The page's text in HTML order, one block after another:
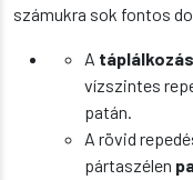
számukra sok fontos
A
vízszintes
patán.
A rövid
pártaszélen